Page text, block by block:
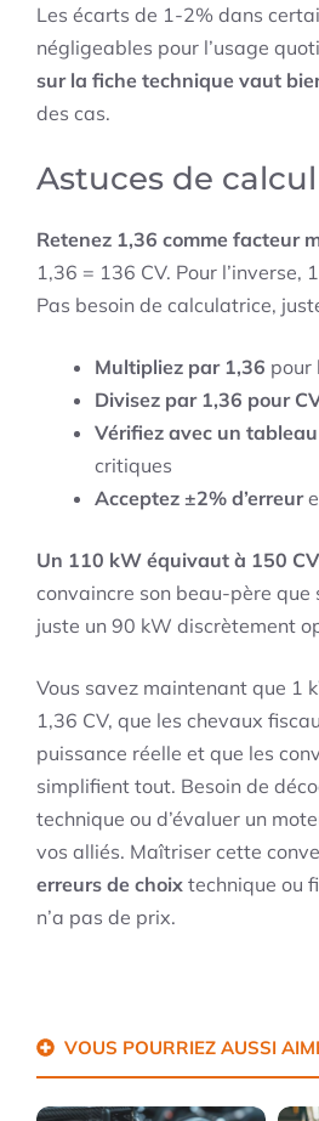
Les écarts de 1-2% dans
négligeables pour l’usage
sur la fiche technique vaut
des cas.
Astuces de
Retenez 1,36 comme facteur
1,36 = 136 CV. Pour l’inverse,
Pas besoin de calculatrice,
Multipliez par 1,36 pour
Divisez par 1,36 pour
Vérifiez avec un tableau
critiques
Acceptez ±2% d’erreur
Un 110 kW équivaut à 150 CV
convaincre son beau-père que
juste un 90 kW discrètement
Vous savez maintenant que 1
1,36 CV, que les chevaux
puissance réelle et que les
simplifient tout. Besoin de
technique ou d’évaluer un
vos alliés. Maîtriser cette
erreurs de choix technique ou
n’a pas de prix.
VOUS POURRIEZ AUSSI